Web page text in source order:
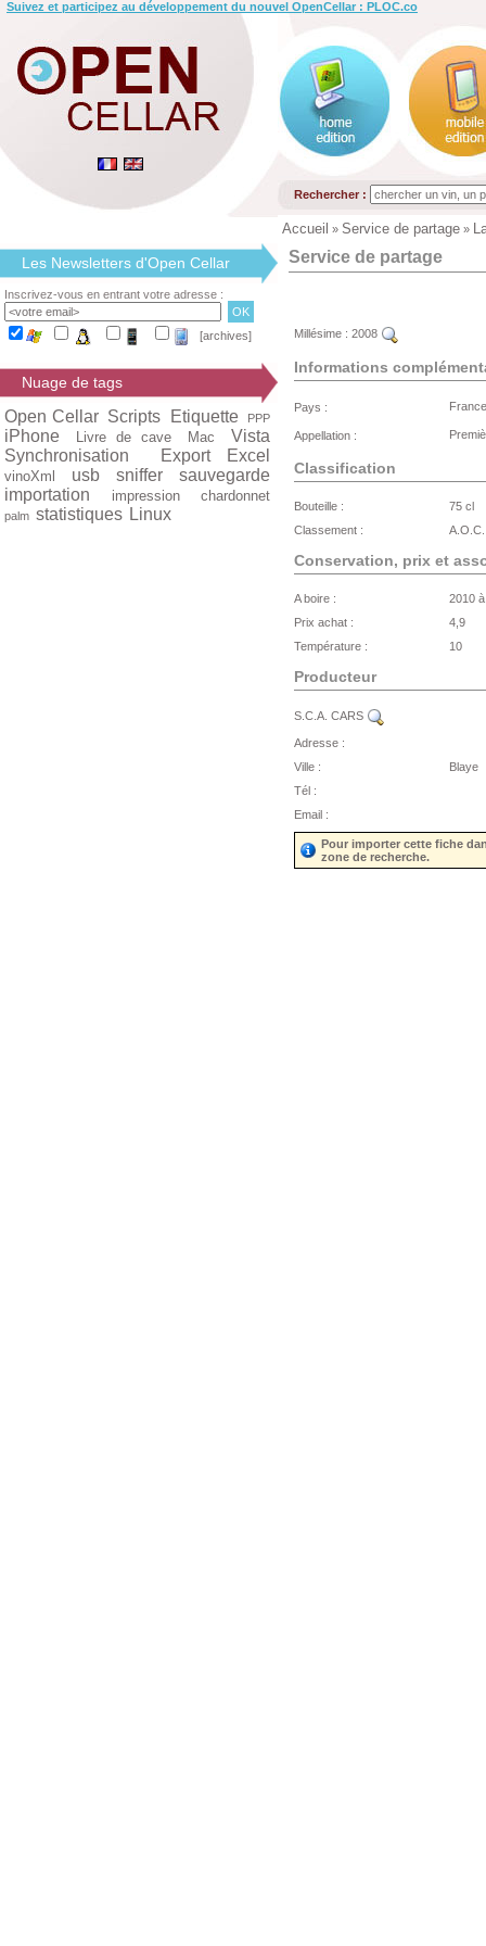
Suivez et participez au développement du nouvel OpenCellar : PLOC.co
Rechercher :
Accueil » Service de partage »
Les Newsletters d'Open Cellar
Inscrivez-vous en entrant votre adresse :
[archives]
Nuage de tags
Open Cellar Scripts Etiquette PPP
iPhone Livre de cave Mac
Vista
Synchronisation
Export Excel
vinoXml usb sniffer
sauvegarde
importation
impression chardonnet
palm statistiques Linux
Service de partage
Millésime : 2008
Informations
Pays :
Appellation :
Classification
Bouteille :
75 cl
Classement :
A.O.C.
Conservation, prix et
A boire :
2010
Prix achat :
4,9
Température :
10
Producteur
S.C.A. CARS
Adresse :
Ville :
Blaye
Tél :
Email :
Pour importer cette fiche
zone de recherche.